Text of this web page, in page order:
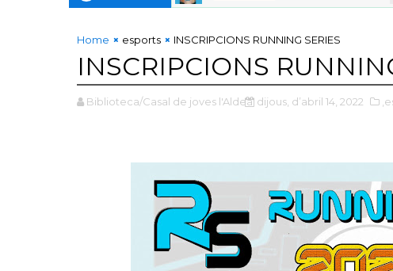
Home esports INSCRIPCIONS RUNNING SERIES
INSCRIPCIONS
Biblioteca/Casal de joves l'Aldea dijous, d’abril 14, 2022